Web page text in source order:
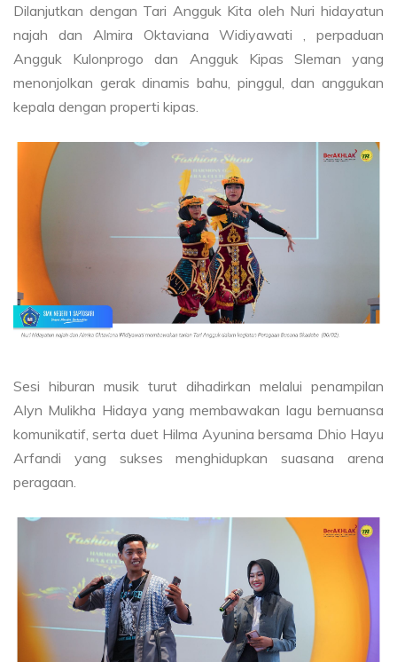
Dilanjutkan dengan Tari Angguk Kita oleh Nuri hidayatun
najah dan Almira Oktaviana Widiyawati , perpaduan
Angguk Kulonprogo dan Angguk Kipas Sleman yang
menonjolkan gerak dinamis bahu, pinggul, dan anggukan
kepala dengan properti kipas.
Sesi hiburan musik turut dihadirkan melalui penampilan
Alyn Mulikha Hidaya yang membawakan lagu bernuansa
komunikatif, serta duet Hilma Ayunina bersama Dhio Hayu
Arfandi yang sukses menghidupkan suasana arena
peragaan.